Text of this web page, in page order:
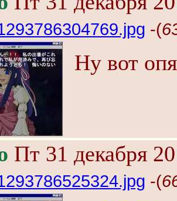
-(
Ну вот
Пт 31 декабря
-(